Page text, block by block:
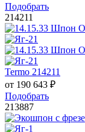
Подобрать
214211
Termo 214211
от 190 643 ₽
Подобрать
213887